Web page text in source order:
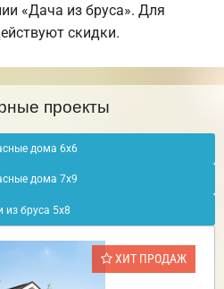
«Дача из бруса». Для
скидки.
проекты
дома 6х6
дома 7х9
из бруса 5х8
ХИТ ПРОДАЖ